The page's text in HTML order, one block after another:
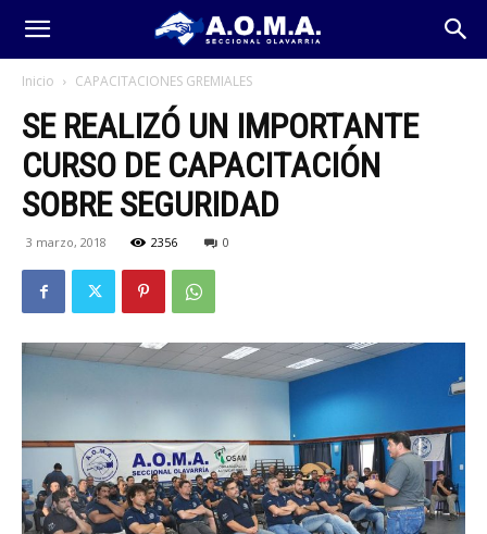
Inicio CAPACITACIONES GREMIALES
SE REALIZÓ UN IMPORTANTE
CURSO DE CAPACITACIÓN
SOBRE SEGURIDAD
3 marzo, 2018 2356 0